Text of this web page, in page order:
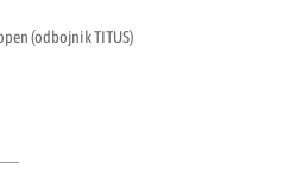
open (odbojnik TITUS)